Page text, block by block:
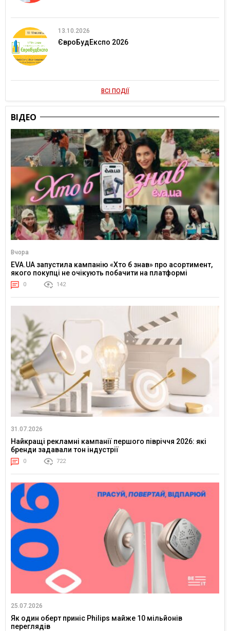
13.10.2026
ЄвроБудЕкспо 2026
ВСІ ПОДІЇ
ВІДЕО
Вчора
EVA.UA запустила кампанію «Хто б знав» про асортимент,
якого покупці не очікують побачити на платформі
0 142
31.07.2026
Найкращі рекламні кампанії першого півріччя 2026: які
бренди задавали тон індустрії
0 722
25.07.2026
Як один оберт приніс Philips майже 10 мільйонів
переглядів